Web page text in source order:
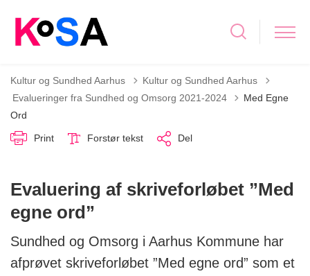
Kultur og Sundhed Aarhus
Kultur og Sundhed Aarhus
Tilbage til
Evalueringer fra Sundhed og Omsorg 2021-2024
Med Egne
Ord
Print Forstør tekst Del
Evaluering af skriveforløbet ”Med
egne ord”
Sundhed og Omsorg i Aarhus Kommune har
afprøvet skriveforløbet ”Med egne ord” som et